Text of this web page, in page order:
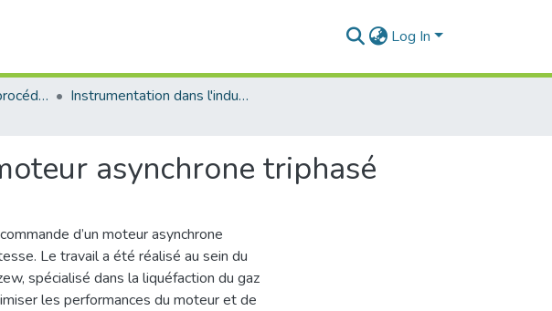
Log In
Automatisation des procédés industriels et électrification
Instrumentation dans l'industrie pétrochimique
asynchrone triphasé
d’un moteur asynchrone
Le travail a été réalisé au sein du
spécialisé dans la liquéfaction du gaz
les performances du moteur et de